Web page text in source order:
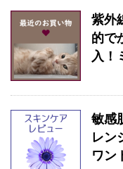
紫外
的で
入！
敏感
レン
ワン